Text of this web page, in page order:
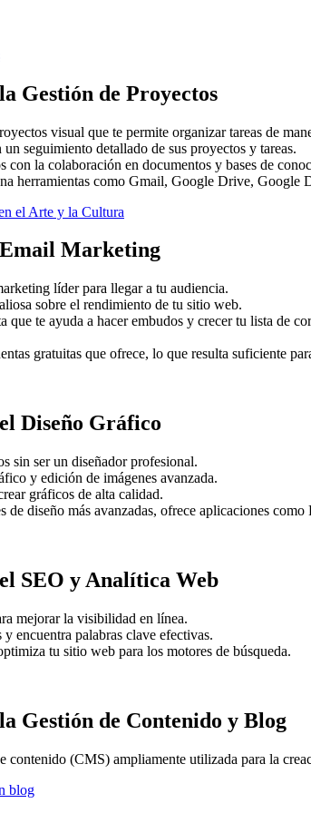
Gestión de Proyectos
visual que te permite organizar tareas de
seguimiento detallado de sus proyectos y tareas.
con la colaboración en documentos y bases de
herramientas como Gmail, Google Drive, Google
el Arte y la Cultura
Marketing
líder para llegar a tu audiencia.
sobre el rendimiento de tu sitio web.
que te ayuda a hacer embudos y crecer tu lista de
gratuitas que ofrece, lo que resulta suficiente
Diseño Gráfico
sin ser un diseñador profesional.
y edición de imágenes avanzada.
gráficos de alta calidad.
de diseño más avanzadas, ofrece aplicaciones
SEO y Analítica Web
mejorar la visibilidad en línea.
encuentra palabras clave efectivas.
tu sitio web para los motores de búsqueda.
Gestión de Contenido y Blog
contenido (CMS) ampliamente utilizada para la
blog